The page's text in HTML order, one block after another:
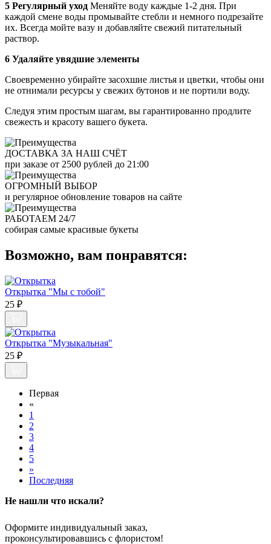
5 Регулярный уход Меняйте воду каждые 1-2 дня. При
каждой смене воды промывайте стебли и немного подрезайте
их. Всегда мойте вазу и добавляйте свежий питательный
раствор.
6 Удаляйте увядшие элементы
Своевременно убирайте засохшие листья и цветки, чтобы они
не отнимали ресурсы у свежих бутонов и не портили воду.
Следуя этим простым шагам, вы гарантированно продлите
свежесть и красоту вашего букета.
ДОСТАВКА ЗА НАШ СЧЁТ
при заказе от 2500 рублей до 21:00
ОГРОМНЫЙ ВЫБОР
и регулярное обновление товаров на сайте
РАБОТАЕМ 24/7
собирая самые красивые букеты
Возможно, вам понравятся:
Открытка "Мы с тобой"
25 ₽
Открытка "Музыкальная"
25 ₽
Первая
«
1
2
3
4
5
»
Последняя
Не нашли что искали?
Оформите индивидуальный заказ,
проконсультировавшись с флористом!